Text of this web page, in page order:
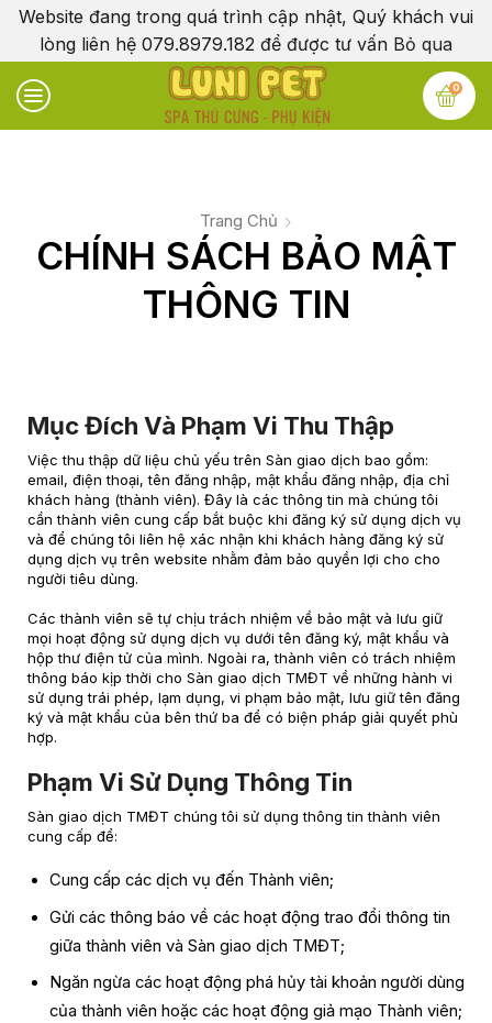
Website đang trong quá trình cập nhật, Quý khách vui
lòng liên hệ 079.8979.182 để được tư vấn Bỏ qua
0
Trang Chủ
CHÍNH SÁCH BẢO MẬT
THÔNG TIN
Mục Đích Và Phạm Vi Thu Thập
Việc thu thập dữ liệu chủ yếu trên Sàn giao dịch bao gồm:
email, điện thoại, tên đăng nhập, mật khẩu đăng nhập, địa chỉ
khách hàng (thành viên). Đây là các thông tin mà chúng tôi
cần thành viên cung cấp bắt buộc khi đăng ký sử dụng dịch vụ
và để chúng tôi liên hệ xác nhận khi khách hàng đăng ký sử
dụng dịch vụ trên website nhằm đảm bảo quyền lợi cho cho
người tiêu dùng.
Các thành viên sẽ tự chịu trách nhiệm về bảo mật và lưu giữ
mọi hoạt động sử dụng dịch vụ dưới tên đăng ký, mật khẩu và
hộp thư điện tử của mình. Ngoài ra, thành viên có trách nhiệm
thông báo kịp thời cho Sàn giao dịch TMĐT về những hành vi
sử dụng trái phép, lạm dụng, vi phạm bảo mật, lưu giữ tên đăng
ký và mật khẩu của bên thứ ba để có biện pháp giải quyết phù
hợp.
Phạm Vi Sử Dụng Thông Tin
Sàn giao dịch TMĐT chúng tôi sử dụng thông tin thành viên
cung cấp để:
Cung cấp các dịch vụ đến Thành viên;
Gửi các thông báo về các hoạt động trao đổi thông tin
giữa thành viên và Sàn giao dịch TMĐT;
Ngăn ngừa các hoạt động phá hủy tài khoản người dùng
của thành viên hoặc các hoạt động giả mạo Thành viên;